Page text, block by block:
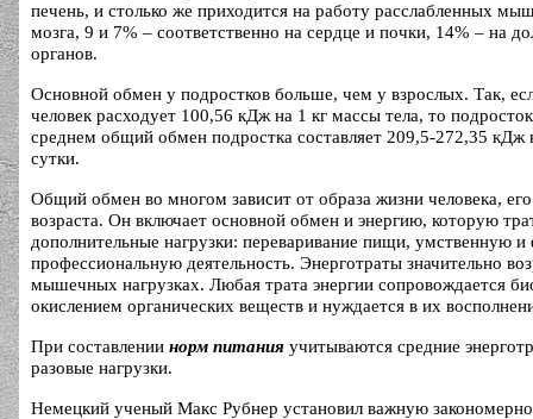
печень, и столько же приходится на работу расслабленных
мозга, 9 и 7% – соответственно на сердце и почки, 14% – на
органов.
Основной обмен у подростков больше, чем у взрослых. Так,
человек расходует 100,56 кДж на 1 кг массы тела, то
среднем общий обмен подростка составляет 209,5-272,35 кДж
сутки.
Общий обмен во многом зависит от образа жизни человека,
возраста. Он включает основной обмен и энергию, которую
дополнительные нагрузки: переваривание пищи, умственную
профессиональную деятельность. Энерготраты значительно
мышечных нагрузках. Любая трата энергии сопровождается
окислением органических веществ и нуждается в их
При составлении норм питания учитываются средние
разовые нагрузки.
Немецкий ученый Макс Рубнер установил важную